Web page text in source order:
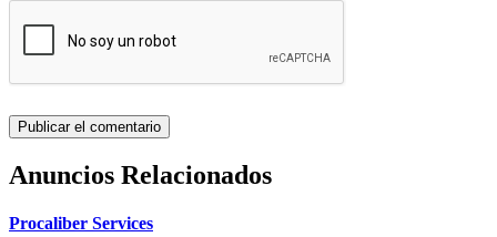
Anuncios Relacionados
Procaliber Services